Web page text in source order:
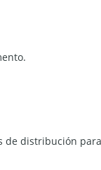
de distribución